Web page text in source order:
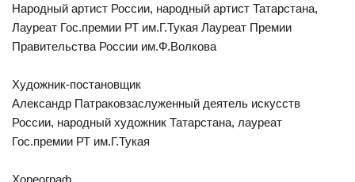
Народный артист России, народный артист Татарстана,
Лауреат Гос.премии РТ им.Г.Тукая Лауреат Премии
Правительства России им.Ф.Волкова
Художник-постановщик
Александр Патраковзаслуженный деятель искусств
России, народный художник Татарстана, лауреат
Гос.премии РТ им.Г.Тукая
Хореограф